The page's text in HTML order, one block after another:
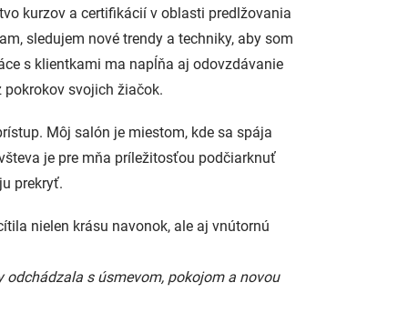
kurzov a certifikácií v oblasti predlžovania
sledujem nové trendy a techniky, aby som
s klientkami ma napĺňa aj odovzdávanie
svojich žiačok.
Môj salón je miestom, kde sa spája
je pre mňa príležitosťou podčiarknuť
prekryť.
nielen krásu navonok, ale aj vnútornú
s úsmevom, pokojom a novou